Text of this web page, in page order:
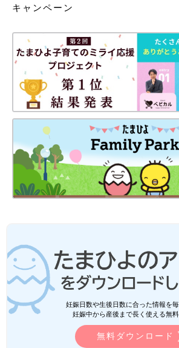
キャンペーン
妊娠日数や生後日数に合った情報を
妊娠中から産後まで長く使える無
無料ダウンロード